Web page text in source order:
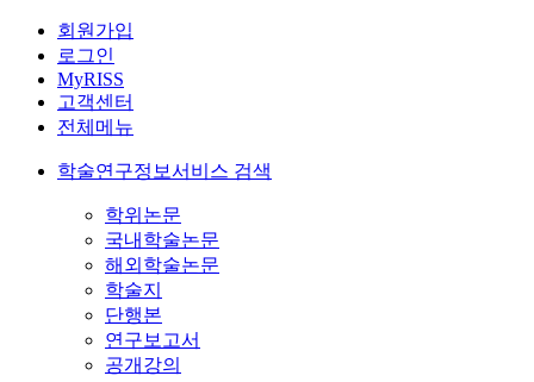
회원가입
로그인
MyRISS
고객센터
전체메뉴
학술연구정보서비스 검색
학위논문
국내학술논문
해외학술논문
학술지
단행본
연구보고서
공개강의